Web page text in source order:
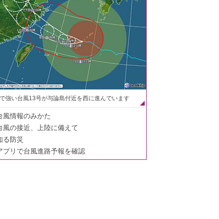
強い台風13号が与論島付近を西に進んでいます
風情報のみかた
風の接近、上陸に備えて
る防災
プリで台風進路予報を確認